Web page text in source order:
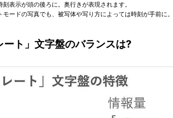
表示が頭の後ろに。奥行きが表現されます。
モードの写真でも、被写体や写り方によっては時刻が手前に
ート」文字盤のバランスは?